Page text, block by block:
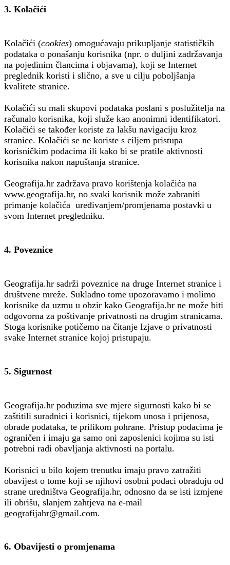
3. Kolačići
Kolačići (cookies) omogućavaju prikupljanje statističkih
podataka o ponašanju korisnika (npr. o duljini zadržavanja
na pojedinim člancima i objavama), koji se Internet
preglednik koristi i slično, a sve u cilju poboljšanja
kvalitete stranice.
Kolačići su mali skupovi podataka poslani s poslužitelja na
računalo korisnika, koji služe kao anonimni identifikatori.
Kolačići se također koriste za lakšu navigaciju kroz
stranice. Kolačići se ne koriste s ciljem pristupa
korisničkim podacima ili kako bi se pratile aktivnosti
korisnika nakon napuštanja stranice.
Geografija.hr zadržava pravo korištenja kolačića na
www.geografija.hr, no svaki korisnik može zabraniti
primanje kolačića uređivanjem/promjenama postavki u
svom Internet pregledniku.
4. Poveznice
Geografija.hr sadrži poveznice na druge Internet stranice i
društvene mreže. Sukladno tome upozoravamo i molimo
korisnike da uzmu u obzir kako Geografija.hr ne može biti
odgovorna za poštivanje privatnosti na drugim stranicama.
Stoga korisnike potičemo na čitanje Izjave o privatnosti
svake Internet stranice kojoj pristupaju.
5. Sigurnost
Geografija.hr poduzima sve mjere sigurnosti kako bi se
zaštitili suradnici i korisnici, tijekom unosa i prijenosa,
obrade podataka, te prilikom pohrane. Pristup podacima je
ograničen i imaju ga samo oni zaposlenici kojima su isti
potrebni radi obavljanja aktivnosti na portalu.
Korisnici u bilo kojem trenutku imaju pravo zatražiti
obavijest o tome koji se njihovi osobni podaci obrađuju od
strane uredništva Geografija.hr, odnosno da se isti izmjene
ili obrišu, slanjem zahtjeva na e-mail
geografijahr@gmail.com.
6. Obavijesti o promjenama